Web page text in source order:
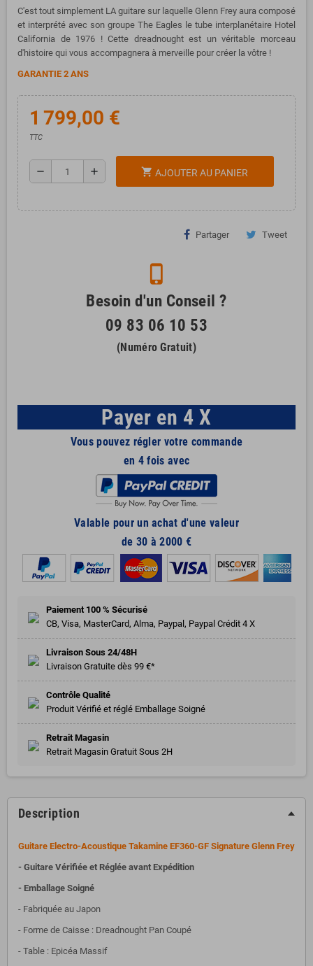
C'est tout simplement LA guitare sur laquelle Glenn Frey aura composé
et interprété avec son groupe The Eagles le tube interplanétaire Hotel
California de 1976 ! Cette dreadnought est un véritable morceau
d'histoire qui vous accompagnera à merveille pour créer la vôtre !
GARANTIE 2 ANS
1 799,00 €
TTC
remove add shopping_cart AJOUTER AU PANIER
Partager Tweet
phone_iphone
Besoin d'un Conseil ?
09 83 06 10 53
(Numéro Gratuit)
Payer en 4 X
Vous pouvez régler votre commande
en 4 fois avec
Valable pour un achat d'une valeur
de 30 à 2000 €
Paiement 100 % Sécurisé
CB, Visa, MasterCard, Alma, Paypal, Paypal Crédit 4 X
Livraison Sous 24/48H
Livraison Gratuite dès 99 €*
Contrôle Qualité
Produit Vérifié et réglé Emballage Soigné
Retrait Magasin
Retrait Magasin Gratuit Sous 2H
Description
Guitare Electro-Acoustique Takamine EF360-GF Signature Glenn Frey
- Guitare Vérifiée et Réglée avant Expédition
- Emballage Soigné
- Fabriquée au Japon
- Forme de Caisse : Dreadnought Pan Coupé
- Table : Epicéa Massif